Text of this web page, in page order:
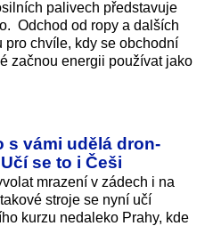
palivech představuje
Odchod od ropy a dalších
chvíle, kdy se obchodní
začnou energii používat jako
s vámi udělá dron-
se to i Češi
mrazení v zádech i na
stroje se nyní učí
kurzu nedaleko Prahy, kde